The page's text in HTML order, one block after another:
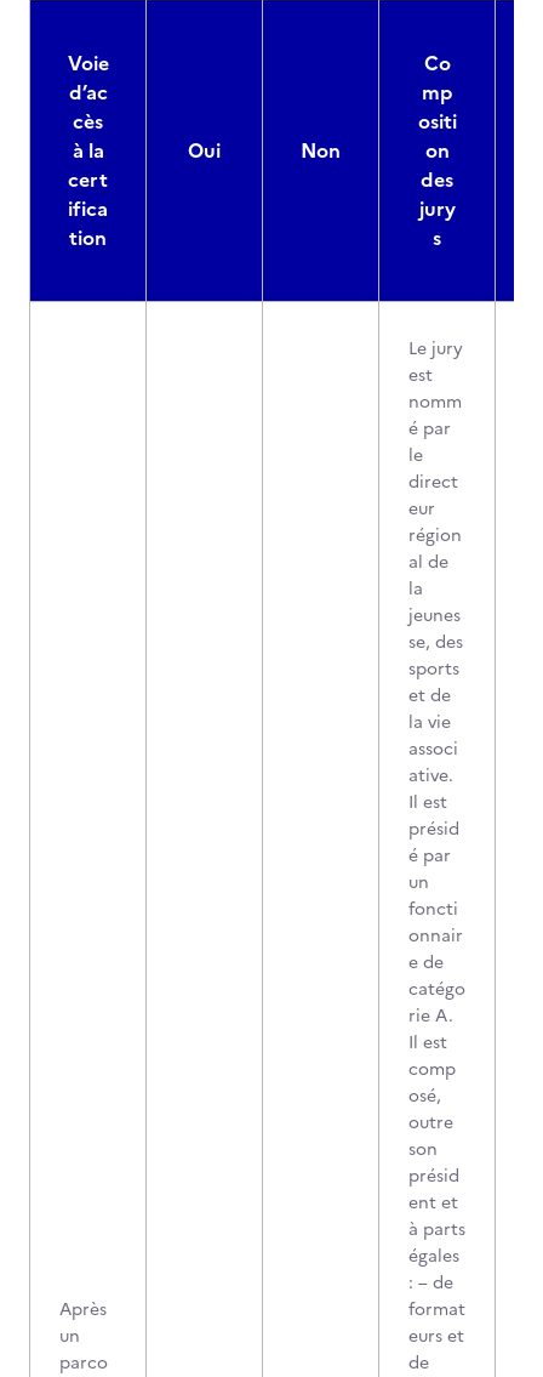
Voie
d’ac
cès
à la
cert
ifica
tion
Oui Non
Co
mp
ositi
on
des
jury
s
Après
un
parco
Le jury
est
nomm
é par
le
direct
eur
région
al de
la
jeunes
se, des
sports
et de
la vie
associ
ative.
Il est
présid
é par
un
foncti
onnair
e de
catégo
rie A.
Il est
comp
osé,
outre
son
présid
ent et
à parts
égales
: – de
format
eurs et
de